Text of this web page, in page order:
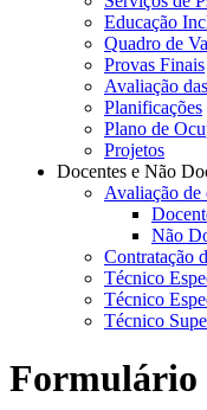
Educação
Quadro de
Provas Finais
Avaliação
Planificações
Plano de
Projetos
Docentes e Não
Avaliação de
Não
Contratação
Técnico
Técnico
Técnico
Formulário